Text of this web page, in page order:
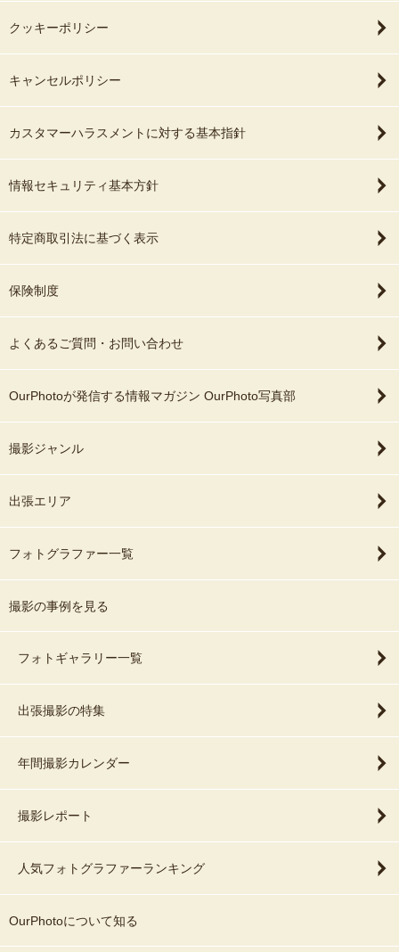
クッキーポリシー
キャンセルポリシー
カスタマーハラスメントに対する基本指針
情報セキュリティ基本方針
特定商取引法に基づく表示
保険制度
よくあるご質問・お問い合わせ
OurPhotoが発信する情報マガジン OurPhoto写真部
撮影ジャンル
出張エリア
フォトグラファー一覧
撮影の事例を見る
フォトギャラリー一覧
出張撮影の特集
年間撮影カレンダー
撮影レポート
人気フォトグラファーランキング
OurPhotoについて知る